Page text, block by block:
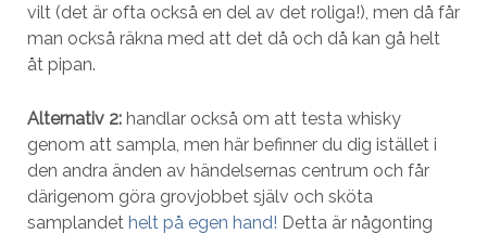
vilt (det är ofta också en del av det roliga!), men då får
man också räkna med att det då och då kan gå helt
åt pipan.
Alternativ 2: handlar också om att testa whisky
genom att sampla, men här befinner du dig istället i
den andra änden av händelsernas centrum och får
därigenom göra grovjobbet själv och sköta
samplandet helt på egen hand! Detta är någonting